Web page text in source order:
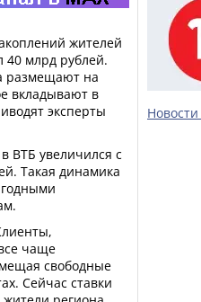
жителей
40 млрд рублей.
размещают на
вкладывают в
эксперты
ВТБ увеличился с
Такая динамика
чаще
свободные
Сейчас ставки